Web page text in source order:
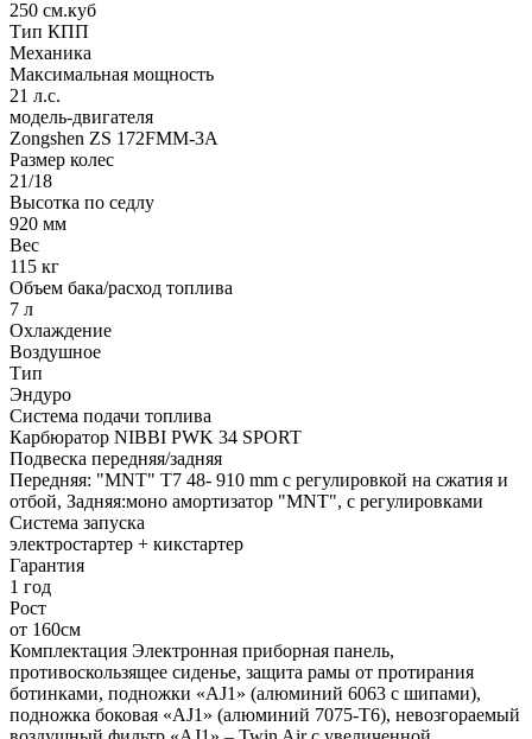
250 см.куб
Тип КПП
Механика
Максимальная мощность
21 л.с.
модель-двигателя
Zongshen ZS 172FMM-3A
Размер колес
21/18
Высотка по седлу
920 мм
Вес
115 кг
Объем бака/расход топлива
7 л
Охлаждение
Воздушное
Тип
Эндуро
Система подачи топлива
Карбюратор NIBBI PWK 34 SPORT
Подвеска передняя/задняя
Передняя: "MNT" T7 48- 910 mm с регулировкой на сжатия и
отбой, Задняя:моно амортизатор "MNT", с регулировками
Система запуска
электростартер + кикстартер
Гарантия
1 год
Рост
от 160см
Комплектация Электронная приборная панель,
противоскользящее сиденье, защита рамы от протирания
ботинками, подножки «AJ1» (алюминий 6063 с шипами),
подножка боковая «AJ1» (алюминий 7075-Т6), невозгораемый